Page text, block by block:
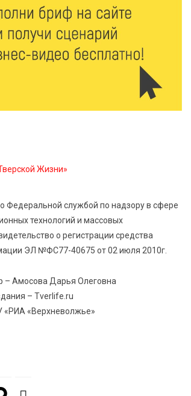
наградил строителей и
новые проекты
16:02 186
школы и детсады Зубцова к 1
312
о героях СВО проходит в РГБ
254
Жизни»
Федеральной службой по надзору в сфере
технологий и массовых
о регистрации средства
ЭЛ №ФС77-40675 от 02 июля 2010г.
– Амосова Дарья Олеговна
– Tverlife.ru
«РИА «Верхневолжье»